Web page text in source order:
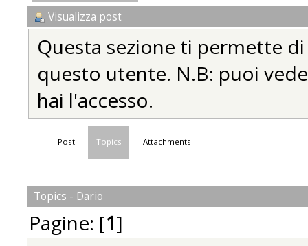
Visualizza post
Questa sezione ti permette
questo utente. N.B: puoi
hai l'accesso.
Post Topics Attachments
Topics - Dario
Pagine: [1]